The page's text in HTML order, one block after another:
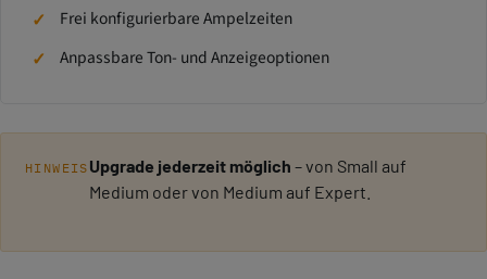
Frei konfigurierbare Ampelzeiten
Anpassbare Ton- und Anzeigeoptionen
HINWEIS Upgrade jederzeit möglich – von Small auf
Medium oder von Medium auf Expert.